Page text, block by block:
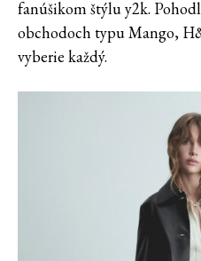
fanúšikom štýlu y2k.
obchodoch typu Mango,
vyberie každý.